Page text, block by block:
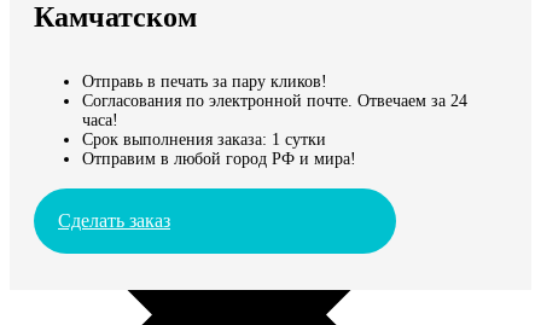
Камчатском
Отправь в печать за пару кликов!
Согласования по электронной почте. Отвечаем за 24
часа!
Срок выполнения заказа: 1 сутки
Отправим в любой город РФ и мира!
Сделать заказ